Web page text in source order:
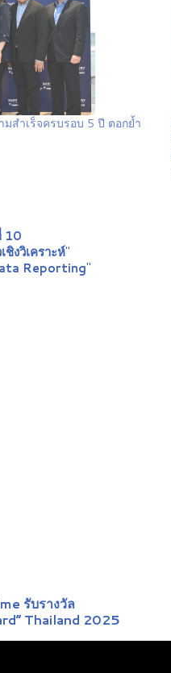
สำเร็จครบรอบ 5 ปี ตอกย้ำ
10
ชิงวิเคราะห์"
Reporting"
รับรางวัล
Thailand 2025